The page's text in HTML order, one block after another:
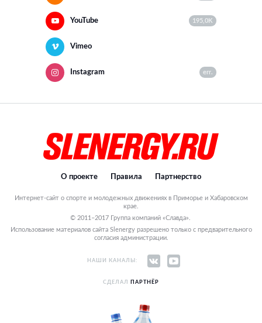
YouTube 195,0K
Vimeo
Instagram err.
О проекте Правила Партнерство
Интернет-сайт о спорте и молодежных движениях в Приморье и Хабаровском
крае.
© 2011–2017 Группа компаний «Славда».
Использование материалов сайта Slenergy разрешено только с предварительного
согласия администрации.
НАШИ КАНАЛЫ:
СДЕЛАЛ ПАРТНЁР